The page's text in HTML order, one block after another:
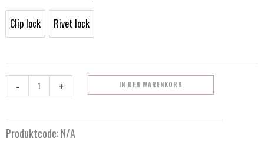
Clip lock
Clip lock
Rivet lock
Rivet lock
- + IN DEN WARENKORB
Produktcode:N/A